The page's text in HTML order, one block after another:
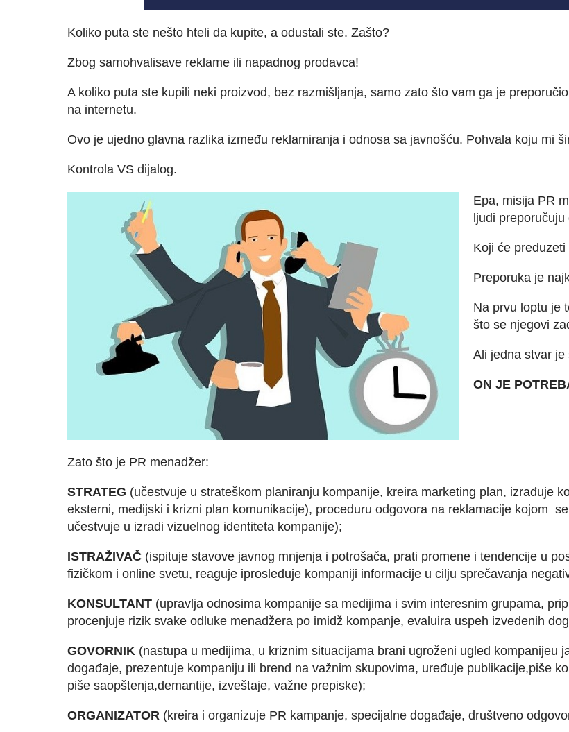
Koliko puta ste nešto hteli da kupite, a odustali ste. Zašto?
Zbog samohvalisave reklame ili napadnog prodavca!
A koliko puta ste kupili neki proizvod, bez razmišljanja, samo zato što vam ga je
na internetu.
Ovo je ujedno glavna razlika između reklamiranja i odnosa sa javnošću. Pohvala koju mi
Kontrola VS dijalog.
Epa, misija PR
ljudi
Koji će
Preporuka je
Na prvu loptu je
što se njegovi
Ali jedna stvar je
ON JE
Zato što je PR menadžer:
STRATEG (učestvuje u strateškom planiranju kompanije, kreira marketing plan, izrađuje
eksterni, medijski i krizni plan komunikacije), proceduru odgovora na reklamacije kojom
učestvuje u izradi vizuelnog identiteta kompanije);
ISTRAŽIVAČ (ispituje stavove javnog mnjenja i potrošača, prati promene i tendencije u
fizičkom i online svetu, reaguje iprosleđuje kompaniji informacije u cilju sprečavanja
KONSULTANT (upravlja odnosima kompanije sa medijima i svim interesnim grupama,
procenjuje rizik svake odluke menadžera po imidž kompanje, evaluira uspeh izvedenih
GOVORNIK (nastupa u medijima, u kriznim situacijama brani ugroženi ugled kompanijeu
događaje, prezentuje kompaniju ili brend na važnim skupovima, uređuje publikacije,piše
piše saopštenja,demantije, izveštaje, važne prepiske);
ORGANIZATOR (kreira i organizuje PR kampanje, specijalne događaje, društveno